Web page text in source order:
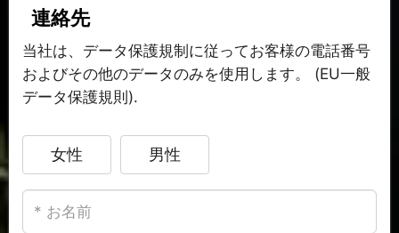
連絡先
当社は、データ保護規制に従ってお客様の電話番号
およびその他のデータのみを使用します。 (EU一般
データ保護規則).
女性 男性